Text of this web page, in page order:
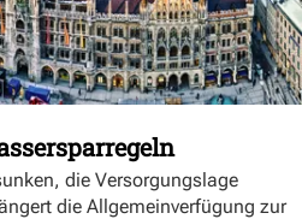
die Versorgungslage
die Allgemeinverfügung zur